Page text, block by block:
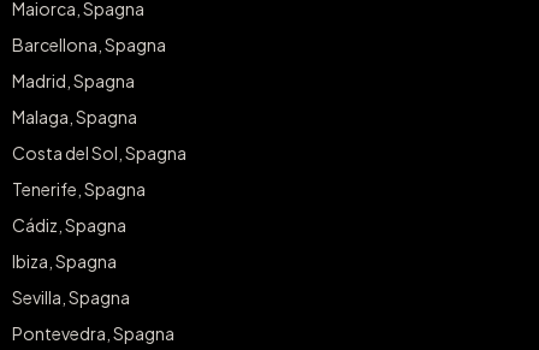
Maiorca, Spagna
Barcellona, Spagna
Madrid, Spagna
Malaga, Spagna
Costa del Sol, Spagna
Tenerife, Spagna
Cádiz, Spagna
Ibiza, Spagna
Sevilla, Spagna
Pontevedra, Spagna